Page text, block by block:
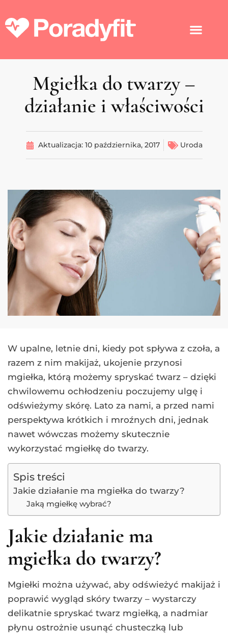
Mgiełka do twarzy –
działanie i właściwości
Aktualizacja: 10 października, 2017 Uroda
W upalne, letnie dni, kiedy pot spływa z czoła, a
razem z nim makijaż, ukojenie przynosi
mgiełka, którą możemy spryskać twarz – dzięki
chwilowemu ochłodzeniu poczujemy ulgę i
odświeżymy skórę. Lato za nami, a przed nami
perspektywa krótkich i mroźnych dni, jednak
nawet wówczas możemy skutecznie
wykorzystać mgiełkę do twarzy.
Spis treści
Jakie działanie ma mgiełka do twarzy?
Jaką mgiełkę wybrać?
Jakie działanie ma
mgiełka do twarzy?
Mgiełki można używać, aby odświeżyć makijaż i
poprawić wygląd skóry twarzy – wystarczy
delikatnie spryskać twarz mgiełką, a nadmiar
płynu ostrożnie usunąć chusteczką lub